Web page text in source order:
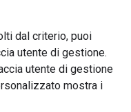
dal criterio, puoi
utente di gestione.
utente di gestione
mostra i